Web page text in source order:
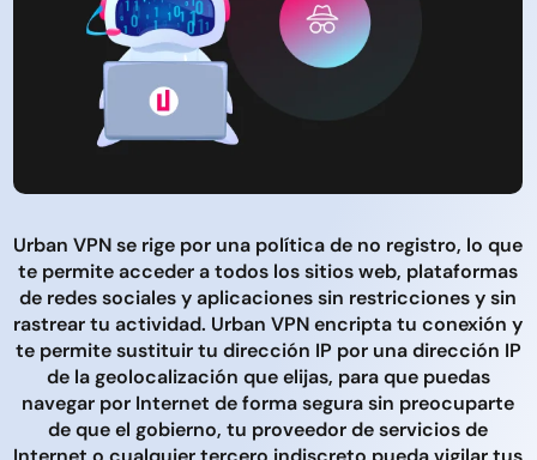
Urban VPN se rige por una política de no registro, lo que
te permite acceder a todos los sitios web, plataformas
de redes sociales y aplicaciones sin restricciones y sin
rastrear tu actividad. Urban VPN encripta tu conexión y
te permite sustituir tu dirección IP por una dirección IP
de la geolocalización que elijas, para que puedas
navegar por Internet de forma segura sin preocuparte
de que el gobierno, tu proveedor de servicios de